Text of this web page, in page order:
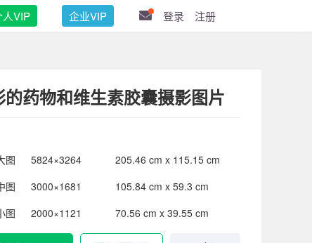
人VIP 企业VIP 登录 注册
药物和维生素胶囊摄影图片
图 5824×3264 205.46 cm x 115.15 cm
图 3000×1681 105.84 cm x 59.3 cm
图 2000×1121 70.56 cm x 39.55 cm